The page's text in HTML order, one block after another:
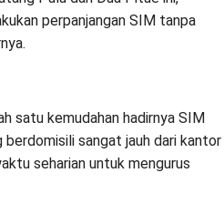
perpanjangan SIM tanpa
satu kemudahan hadirnya SIM
sangat jauh dari kantor
seharian untuk mengurus